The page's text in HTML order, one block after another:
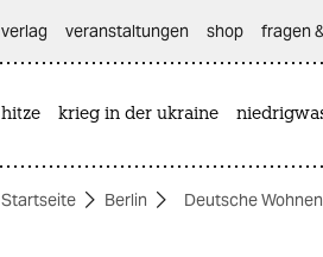
themen
verlag
veranstaltungen shop fragen
hitze krieg in der ukraine
Startseite Berlin Deutsche